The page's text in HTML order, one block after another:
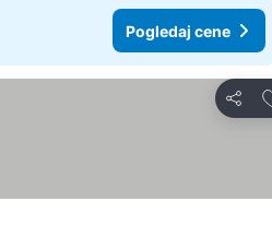
Pogledaj cene
Deli